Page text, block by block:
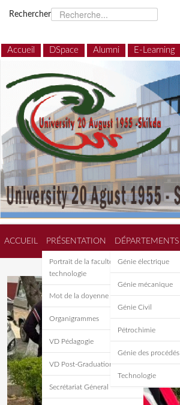
Rechercher
Accueil DSpace Alumni E-Learning
ACCUEIL PRÉSENTATION
Portrait de la faculté de
technologie
Mot de la doyenne
Organigrammes
VD Pédagogie
VD Post-Graduation
Secrétariat Géneral
DÉPARTEMENTS
Génie électrique
Génie mécanique
Génie Civil
Pétrochimie
Génie des procédés
Technologie